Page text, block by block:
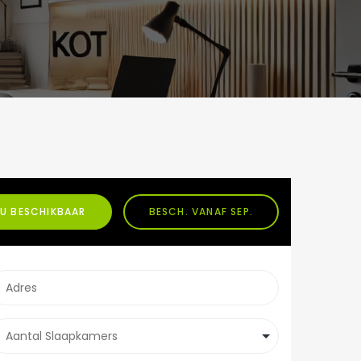
BESCHIKBAAR BESCH. VANAF SEP.